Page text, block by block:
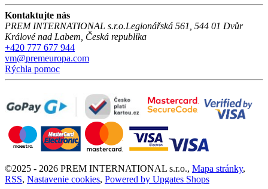
Kontaktujte nás
PREM INTERNATIONAL s.r.o.Legionářská 561 544 01 Dvůr
Králové nad Labem Česká republika
+420 777 677 944
vm@premeuropa.com
Rýchla pomoc
©2025 - 2026 PREM INTERNATIONAL s.r.o., Mapa stránky,
RSS, Nastavenie cookies, Powered by Upgates Shops